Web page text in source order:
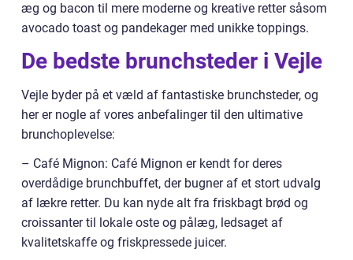
æg og bacon til mere moderne og kreative retter såsom
avocado toast og pandekager med unikke toppings.
De bedste brunchsteder i Vejle
Vejle byder på et væld af fantastiske brunchsteder, og
her er nogle af vores anbefalinger til den ultimative
brunchoplevelse:
– Café Mignon: Café Mignon er kendt for deres
overdådige brunchbuffet, der bugner af et stort udvalg
af lækre retter. Du kan nyde alt fra friskbagt brød og
croissanter til lokale oste og pålæg, ledsaget af
kvalitetskaffe og friskpressede juicer.